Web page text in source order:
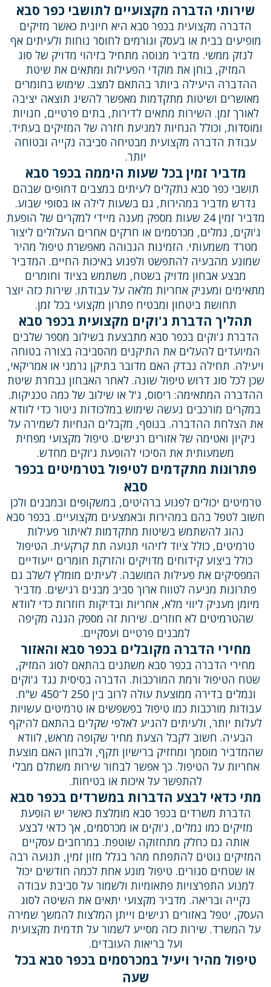
שירותי הדברה מקצועיים לתושבי כפר סבא
הדברה מקצועית בכפר סבא היא חיונית כאשר מזיקים
מופיעים בבית או בעסק וגורמים לחוסר נוחות ולעיתים אף
לנזק ממשי. מדביר מנוסה מתחיל בזיהוי מדויק של סוג
המזיק, בוחן את מוקדי הפעילות ומתאים את שיטת
ההדברה היעילה ביותר בהתאם למצב. שימוש בחומרים
מאושרים ושיטות מתקדמות מאפשר להשיג תוצאה יציבה
לאורך זמן. השירות מתאים לדירות, בתים פרטיים, חנויות
ומוסדות, וכולל הנחיות למניעת חזרה של המזיקים בעתיד.
עבודת הדברה מקצועית מבטיחה סביבה נקייה ובטוחה
יותר.
מדביר זמין בכל שעות היממה בכפר סבא
תושבי כפר סבא נתקלים לעיתים במצבים דחופים שבהם
נדרש מדביר במהירות, גם בשעות לילה או בסופי שבוע.
מדביר זמין 24 שעות מספק מענה מיידי למקרים של הופעת
ג'וקים, נמלים, מכרסמים או חרקים אחרים העלולים ליצור
מטרד משמעותי. הזמינות הגבוהה מאפשרת טיפול מהיר
שמונע מהבעיה להתפשט ולפגוע באיכות החיים. המדביר
מבצע אבחון מדויק בשטח, משתמש בציוד וחומרים
מתאימים ומעניק אחריות מלאה על עבודתו. שירות כזה יוצר
תחושת ביטחון ומבטיח פתרון מקצועי בכל זמן.
תהליך הדברת ג'וקים מקצועית בכפר סבא
הדברת ג'וקים בכפר סבא מתבצעת בשילוב מספר שלבים
המיועדים להעלים את התיקנים מהסביבה בצורה בטוחה
ויעילה. תחילה נבדק האם מדובר בתיקן גרמני או אמריקאי,
שכן לכל סוג דרוש טיפול שונה. לאחר האבחון נבחרת שיטת
ההדברה המתאימה: ריסוס, ג'ל או שילוב של כמה טכניקות.
במקרים מורכבים נעשה שימוש במלכודות ניטור כדי לוודא
את הצלחת ההדברה. בנוסף, מקבלים הנחיות לשמירה על
ניקיון ואטימה של אזורים רגישים. טיפול מקצועי מפחית
משמעותית את הסיכוי להופעת ג'וקים מחדש.
פתרונות מתקדמים לטיפול בטרמיטים בכפר
סבא
טרמיטים יכולים לפגוע ברהיטים, במשקופים ובמבנים ולכן
חשוב לטפל בהם במהירות ובאמצעים מקצועיים. בכפר סבא
נהוג להשתמש בשיטות מתקדמות לאיתור פעילות
טרמיטים, כולל ציוד לזיהוי תנועה תת קרקעית. הטיפול
כולל ביצוע קידוחים מדויקים והזרקת חומרים ייעודיים
המפסיקים את פעילות המושבה. לעיתים מומלץ לשלב גם
פתרונות מניעה לטווח ארוך סביב מבנים רגישים. מדביר
מיומן מעניק ליווי מלא, אחריות ובדיקות חוזרות כדי לוודא
שהטרמיטים לא חוזרים. שירות זה מספק הגנה מקיפה
למבנים פרטיים ועסקיים.
מחירי הדברה מקובלים בכפר סבא והאזור
מחירי הדברה בכפר סבא משתנים בהתאם לסוג המזיק,
שטח הטיפול ורמת המורכבות. הדברה בסיסית נגד ג'וקים
ונמלים בדירה ממוצעת עולה לרוב בין 250 ל־450 ש"ח.
עבודות מורכבות כמו טיפול בפשפשים או טרמיטים עשויות
לעלות יותר, ולעיתים להגיע לאלפי שקלים בהתאם להיקף
הבעיה. חשוב לקבל הצעת מחיר שקופה מראש, לוודא
שהמדביר מוסמך ומחזיק ברישיון תקף, ולבחון האם מוצעת
אחריות על הטיפול. כך אפשר לבחור שירות משתלם מבלי
להתפשר על איכות או בטיחות.
מתי כדאי לבצע הדברות במשרדים בכפר סבא
הדברת משרדים בכפר סבא מומלצת כאשר יש הופעת
מזיקים כמו נמלים, ג'וקים או מכרסמים, אך כדאי לבצע
אותה גם כחלק מתחזוקה שוטפת. במרחבים עסקיים
המזיקים נוטים להתפתח מהר בגלל מזון זמין, תנועה רבה
או שטחים סגורים. טיפול מונע אחת לכמה חודשים יכול
למנוע התפרצויות פתאומיות ולשמור על סביבת עבודה
נקייה ובריאה. מדביר מקצועי יתאים את השיטה לסוג
העסק, יטפל באזורים רגישים וייתן המלצות להמשך שמירה
על המשרד. שירות כזה מסייע לשמור על תדמית מקצועית
ועל בריאות העובדים.
טיפול מהיר ויעיל במכרסמים בכפר סבא בכל
שעה